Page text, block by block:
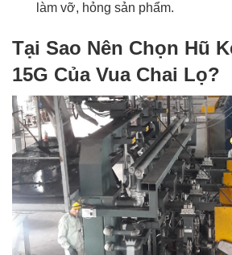
làm vỡ, hỏng sản phẩm.
Tại Sao Nên Chọn Hũ
15G Của Vua Chai Lọ?